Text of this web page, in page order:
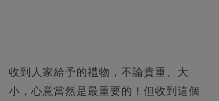
收到人家給予的禮物，不論貴重、大
小，心意當然是最重要的！但收到這個